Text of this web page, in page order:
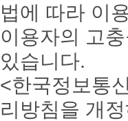
법에 따라 이
이용자의 고
있습니다.
<한국정보통
리방침을 개